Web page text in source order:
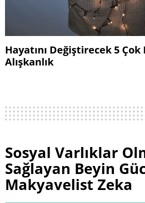
Hayatını Değiştirecek 5
Alışkanlık
Sosyal Varlıklar
Sağlayan Beyin
Makyavelist Zeka